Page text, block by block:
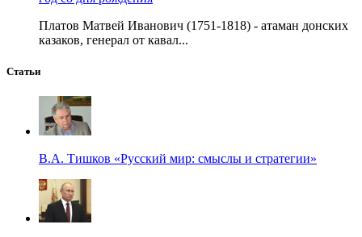
Платов Матвей Иванович (1751-1818) - атаман донских
казаков, генерал от кавал...
Статьи
В.А. Тишков «Русский мир: смыслы и стратегии»